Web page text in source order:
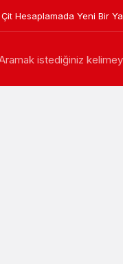
Hesaplamada Yeni Bir